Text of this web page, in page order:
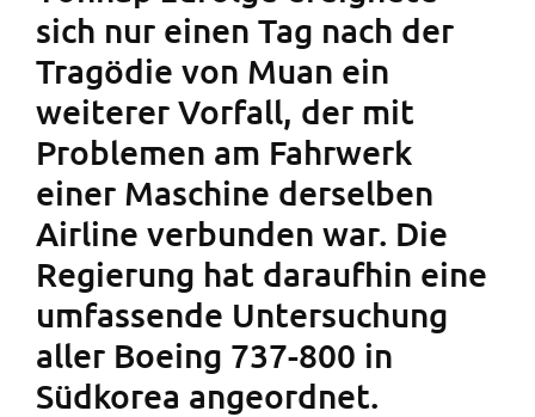
sich nur einen Tag nach der
Tragödie von Muan ein
weiterer Vorfall, der mit
Problemen am Fahrwerk
einer Maschine derselben
Airline verbunden war. Die
Regierung hat daraufhin eine
umfassende Untersuchung
aller Boeing 737-800 in
Südkorea angeordnet.